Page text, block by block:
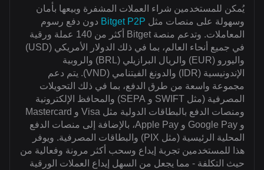
يُمكن للمستخدمين شراء العملات المشفرة وبيعها بأمان
وسهولة على منصات مثل Bitget P2P دون دفع رسوم
المعاملات. وتدعم منصة Bitget أكثر من 140 عملة ورقية
في جميع أنحاء العالم، بما في ذلك الدولار الأمريكي (USD)
واليورو (EUR) والريال البرازيلي (BRL) والروبية
الإندونيسية (IDR) والدونغ الفيتنامي (VND). يتم دعم
مجموعة واسعة من طرق الدفع، بما في ذلك التحويلات
المصرفية (مثل SWIFT و SEPA) والمحافظ الإلكترونية
ومنصات الدفع بالبطاقات الدولية مثل Visa و Mastercard
و Google Pay و Apple Pay، بالإضافة إلى منصات الدفع
المحلية الرئيسية (مثل PIX) والبطاقات المصرفية. ويوفر
هذا للمستخدمين تجربة إيداع وسحب أكثر مرونة وفعالية من
حيث التكلفة - مما يجعل من السهل إيداع العملات الورقية